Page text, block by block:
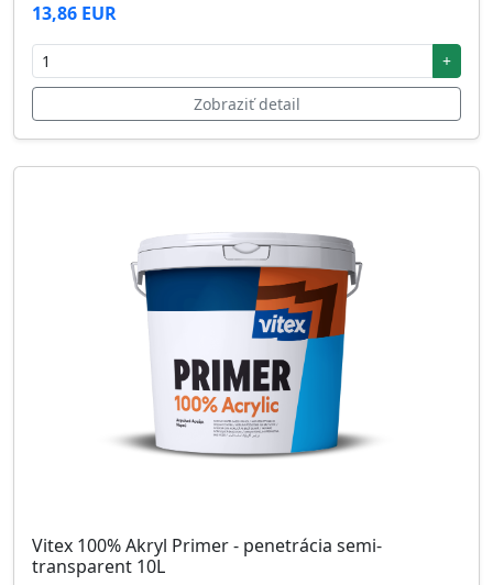
13,86 EUR
+
Zobraziť detail
Vitex 100% Akryl Primer - penetrácia semi-
transparent 10L